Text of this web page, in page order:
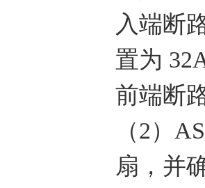
入端断
置为
前端断
（2）
扇，并